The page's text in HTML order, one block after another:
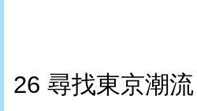
26 尋找東京潮流